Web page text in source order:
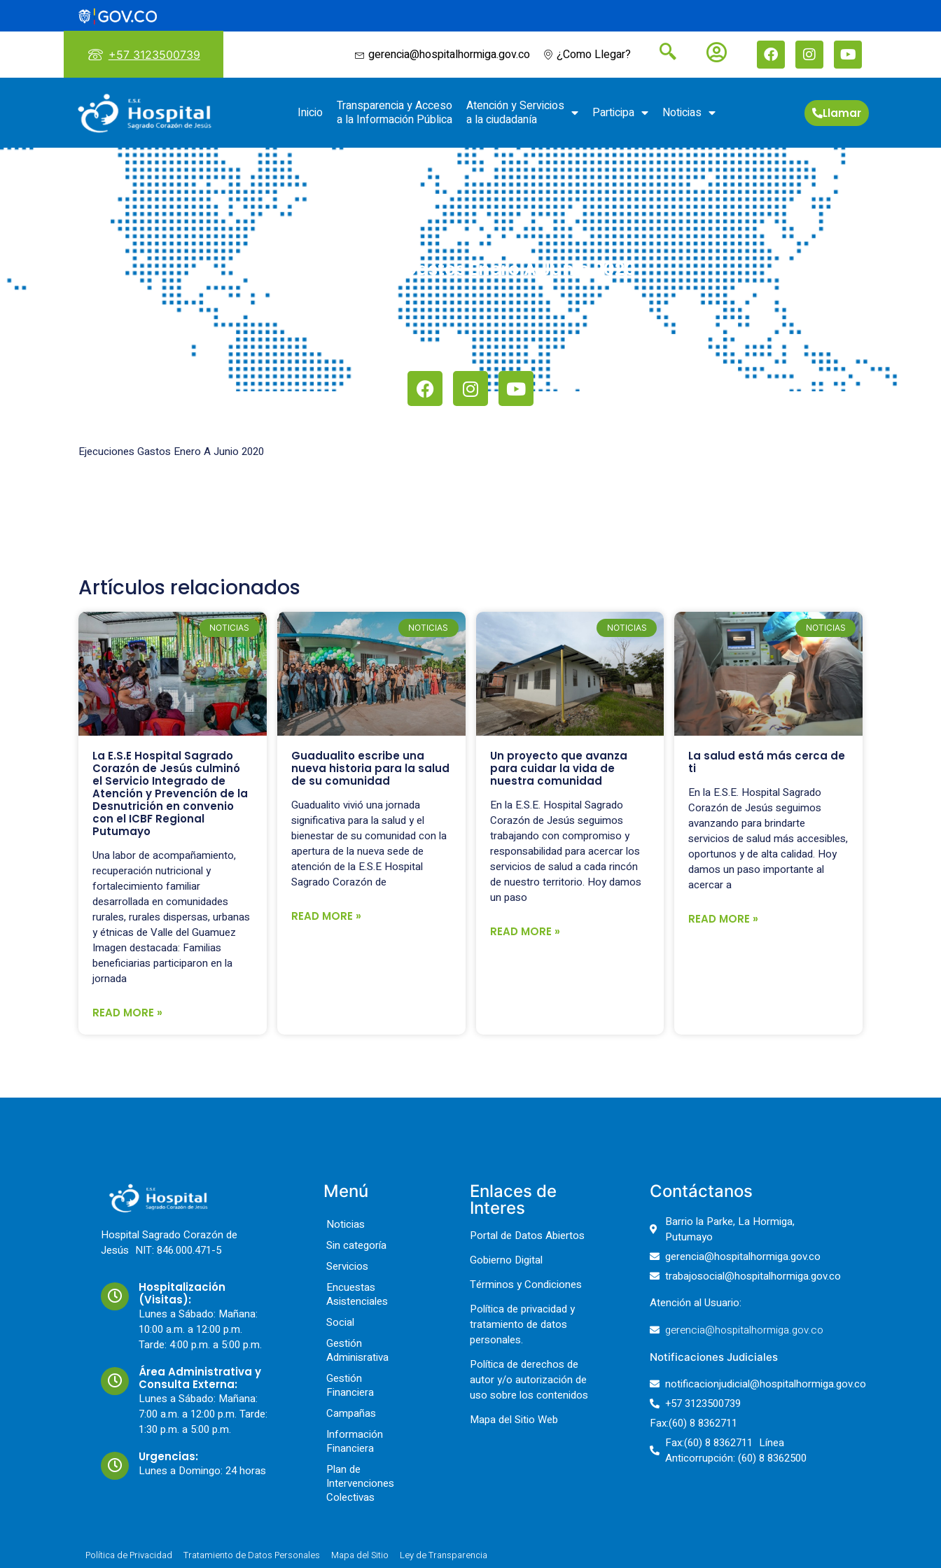
+57 3123500739 gerencia@hospitalhormiga.gov.co ¿Como Llegar?
Inicio
Transparencia y Acceso
a la Información Pública
Atención y Servicios
a la ciudadanía
Participa Noticias Llamar
Ejecuciones Gastos Enero A Junio 2020
Ejecuciones Gastos Enero A Junio 2020
Artículos relacionados
NOTICIAS
La E.S.E Hospital Sagrado
Corazón de Jesús culminó
el Servicio Integrado de
Atención y Prevención de la
Desnutrición en convenio
con el ICBF Regional
Putumayo
Una labor de acompañamiento,
recuperación nutricional y
fortalecimiento familiar
desarrollada en comunidades
rurales, rurales dispersas, urbanas
y étnicas de Valle del Guamuez
Imagen destacada: Familias
beneficiarias participaron en la
jornada
READ MORE »
NOTICIAS
Guadualito escribe una
nueva historia para la salud
de su comunidad
Guadualito vivió una jornada
significativa para la salud y el
bienestar de su comunidad con la
apertura de la nueva sede de
atención de la E.S.E Hospital
Sagrado Corazón de
READ MORE »
NOTICIAS
Un proyecto que avanza
para cuidar la vida de
nuestra comunidad
En la E.S.E. Hospital Sagrado
Corazón de Jesús seguimos
trabajando con compromiso y
responsabilidad para acercar los
servicios de salud a cada rincón
de nuestro territorio. Hoy damos
un paso
READ MORE »
NOTICIAS
La salud está más cerca de
ti
En la E.S.E. Hospital Sagrado
Corazón de Jesús seguimos
avanzando para brindarte
servicios de salud más accesibles,
oportunos y de alta calidad. Hoy
damos un paso importante al
acercar a
READ MORE »
Hospital Sagrado Corazón de
Jesús NIT: 846.000.471-5
Hospitalización
(Visitas):
Lunes a Sábado: Mañana:
10:00 a.m. a 12:00 p.m.
Tarde: 4:00 p.m. a 5:00 p.m.
Área Administrativa y
Consulta Externa:
Lunes a Sábado: Mañana:
7:00 a.m. a 12:00 p.m. Tarde:
1:30 p.m. a 5:00 p.m.
Urgencias:
Lunes a Domingo: 24 horas
Menú
Noticias
Sin categoría
Servicios
Encuestas
Asistenciales
Social
Gestión
Adminisrativa
Gestión
Financiera
Campañas
Información
Financiera
Plan de
Intervenciones
Colectivas
Enlaces de
Interes
Portal de Datos Abiertos
Gobierno Digital
Términos y Condiciones
Política de privacidad y
tratamiento de datos
personales.
Política de derechos de
autor y/o autorización de
uso sobre los contenidos
Mapa del Sitio Web
Contáctanos
Barrio la Parke, La Hormiga,
Putumayo
gerencia@hospitalhormiga.gov.co
trabajosocial@hospitalhormiga.gov.co
Atención al Usuario:
gerencia@hospitalhormiga.gov.co
Notificaciones Judiciales
notificacionjudicial@hospitalhormiga.gov.co
+57 3123500739
Fax:(60) 8 8362711
Fax:(60) 8 8362711 Línea
Anticorrupción: (60) 8 8362500
Política de Privacidad Tratamiento de Datos Personales Mapa del Sitio Ley de Transparencia